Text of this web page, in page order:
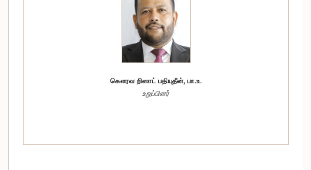
கௌரவ றிஸாட் பதியுதீன், பா.உ.
உறுப்பினர்